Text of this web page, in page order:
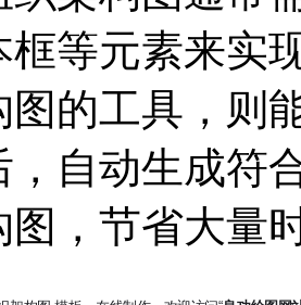
框等元素来实
图的工具，则
，自动生成符
图，节省大量